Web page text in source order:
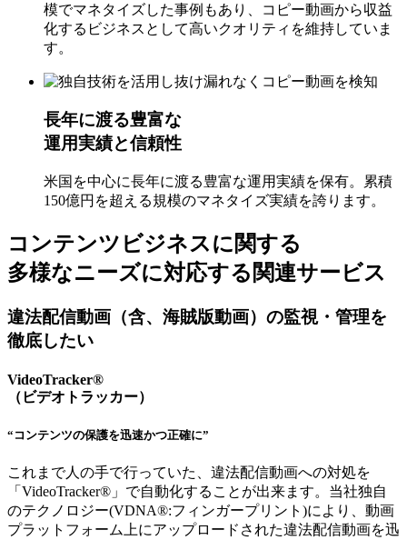
模でマネタイズした事例もあり、コピー動画から収益
化するビジネスとして高いクオリティを維持していま
す。
長年に渡る豊富な
運用実績と信頼性
米国を中心に長年に渡る豊富な運用実績を保有。累積
150億円を超える規模のマネタイズ実績を誇ります。
コンテンツビジネスに関する
多様なニーズに対応する関連サービス
違法配信動画（含、海賊版動画）の監視・管理を
徹底したい
VideoTracker®
（ビデオトラッカー）
“コンテンツの保護を迅速かつ正確に”
これまで人の手で行っていた、違法配信動画への対処を
「VideoTracker®」で自動化することが出来ます。当社独自
のテクノロジー(VDNA®︎:フィンガープリント)により、動画
プラットフォーム上にアップロードされた違法配信動画を迅